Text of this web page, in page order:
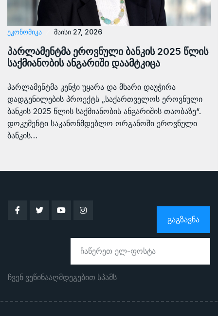
ᲔᲙᲝᲜᲝᲛᲘᲙᲐ მაისი 27, 2026
პარლამენტმა ეროვნული ბანკის 2025 წლის
საქმიანობის ანგარიში დაამტკიცა
პარლამენტმა კენჭი უყარა და მხარი დაუჭირა
დადგენილების პროექტს „საქართველოს ეროვნული
ბანკის 2025 წლის საქმიანობის ანგარიშის თაობაზე“.
დოკუმენტი საკანონმდებლო ორგანოში ეროვნული
ბანკის…
ᲒᲐᲒᲖᲐᲕᲜᲐ
ჩვენ ვეწინააღმდეგებით სპამს